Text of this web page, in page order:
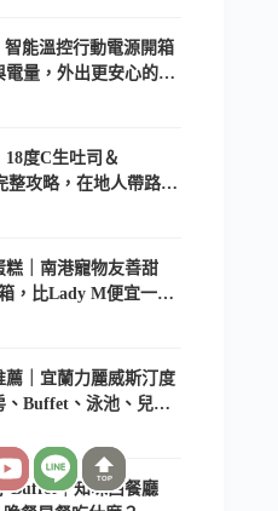
能溫控行動電源開箱
電量，外出更安心的
源
度C生吐司＆
整攻略，在地人帶路這
糕｜南港寵物友善甜
，比Lady M便宜一半
薦｜宜蘭力麗威斯汀度
、Buffet、泳池、兒童
Buffet｜知味西餐廳
TOP